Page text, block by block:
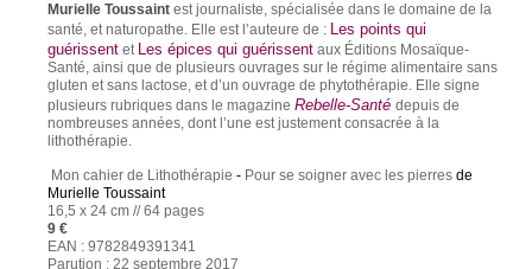
Murielle Toussaint est journaliste, spécialisée dans le domaine de la
santé, et naturopathe. Elle est l’auteure de : Les points qui
guérissent et Les épices qui guérissent aux Éditions Mosaïque-
Santé, ainsi que de plusieurs ouvrages sur le régime alimentaire sans
gluten et sans lactose, et d’un ouvrage de phytothérapie. Elle signe
plusieurs rubriques dans le magazine Rebelle-Santé depuis de
nombreuses années, dont l’une est justement consacrée à la
lithothérapie.
Mon cahier de Lithothérapie - Pour se soigner avec les pierres de
Murielle Toussaint
16,5 x 24 cm // 64 pages
9 €
EAN : 9782849391341
Parution : 22 septembre 2017